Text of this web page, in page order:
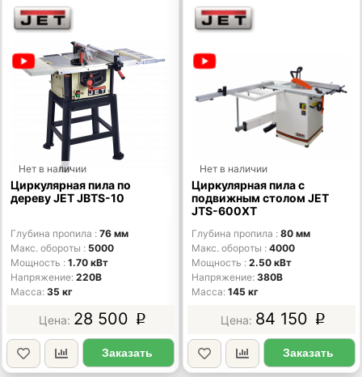
Нет в наличии
Циркулярная пила по
дереву JET JBTS-10
Глубина пропила
76 мм
Макс. обороты
5000
Мощность
1.70 кВт
Напряжение 220В
Масса 35 кг
28 500 p
Заказать
Нет в наличии
Циркулярная пила с
подвижным столом JET
JTS-600XT
Глубина пропила
80 мм
Макс. обороты
4000
Мощность
2.50 кВт
Напряжение 380В
Масса 145 кг
84 150 p
Заказать